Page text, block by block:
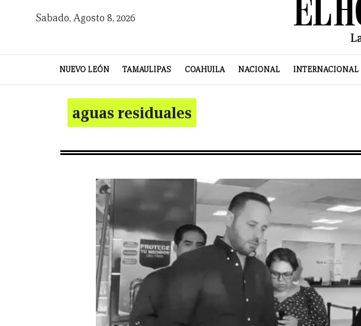
Sabado, Agosto 8, 2026
NUEVO LEÓN TAMAULIPAS COAHUILA NACIONAL INTERNACIONAL
VIDA
aguas residuales